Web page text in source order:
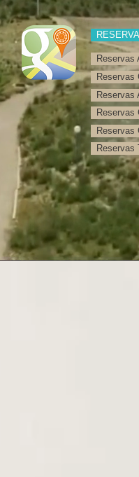
Reservas
Reservas
Reservas
Reservas
Reservas
Reservas